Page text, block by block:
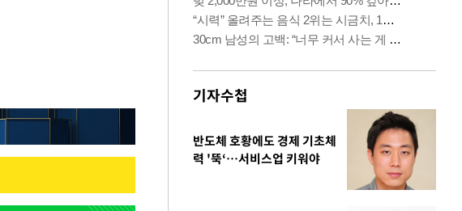
기자수첩
반도체 호황에도 경제 기초체
력 '뚝‘…서비스업 키워야